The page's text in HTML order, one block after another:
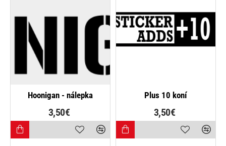
Hoonigan - nálepka
3,50€
Plus 10 koní
3,50€